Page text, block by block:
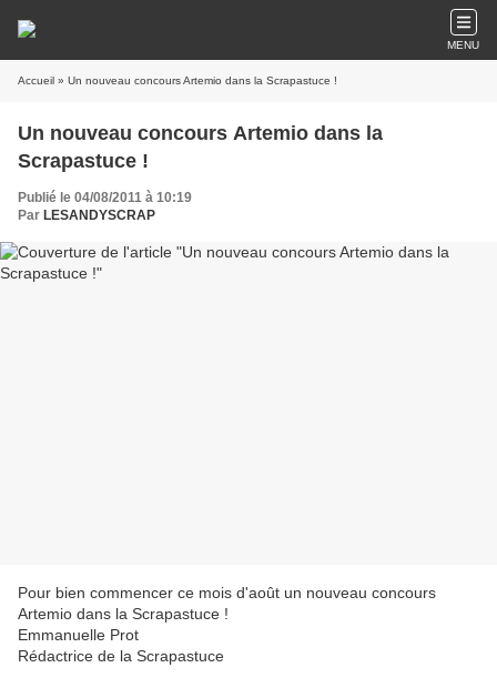
MENU
Accueil » Un nouveau concours Artemio dans la Scrapastuce !
Un nouveau concours Artemio dans la
Scrapastuce !
Publié le 04/08/2011 à 10:19
Par LESANDYSCRAP
Pour bien commencer ce mois d'août un nouveau concours
Artemio dans la Scrapastuce !
Emmanuelle Prot
Rédactrice de la Scrapastuce